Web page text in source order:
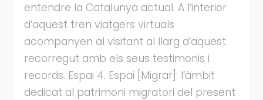
entendre la Catalunya actual. A l’interior
d’aquest tren viatgers virtuals
acompanyen al visitant al llarg d’aquest
recorregut amb els seus testimonis i
records. Espai 4. Espai [Migrar]: l’àmbit
dedicat al patrimoni migratori del present